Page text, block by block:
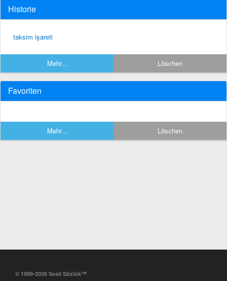
Historie
taksim işareti
Mehr... Löschen
Favoriten
Mehr... Löschen
© 1999-2026 Sesli Sözlük™